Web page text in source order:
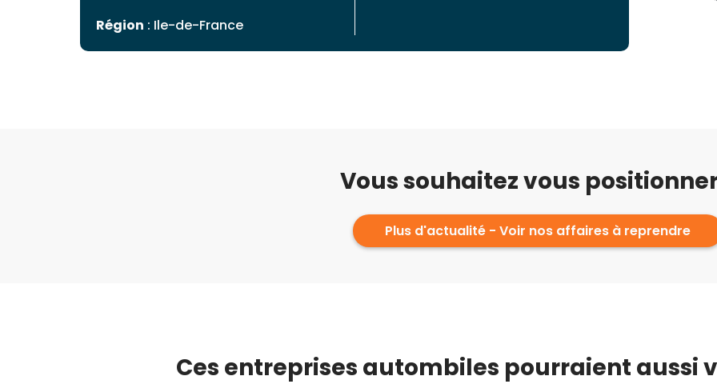
Région : Ile-de-France
Vous souhaitez vous
Plus d'actualité - Voir nos affaires à reprendre
Ces entreprises autombiles pourraient aussi